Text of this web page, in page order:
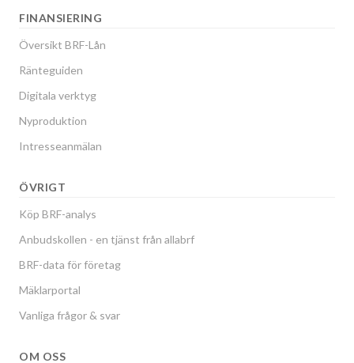
FINANSIERING
Översikt BRF-Lån
Ränteguiden
Digitala verktyg
Nyproduktion
Intresseanmälan
ÖVRIGT
Köp BRF-analys
Anbudskollen - en tjänst från allabrf
BRF-data för företag
Mäklarportal
Vanliga frågor & svar
OM OSS